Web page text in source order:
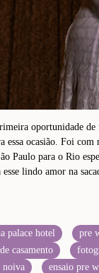
oportunidade de
essa ocasião. Foi
Paulo para o Rio
lindo amor na
palace hotel pre
casamento
noiva
ensaio pre